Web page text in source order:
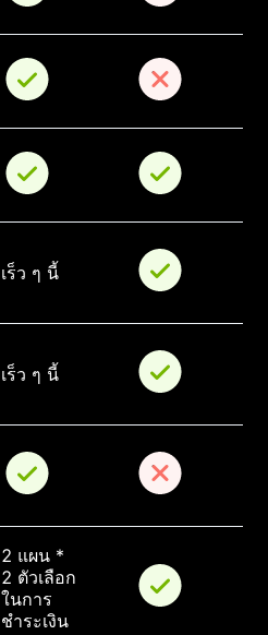
เร็ว ๆ นี้
เร็ว ๆ นี้
2 แผน *
2 ตัวเลือก
ในการ
ชำระเงิน